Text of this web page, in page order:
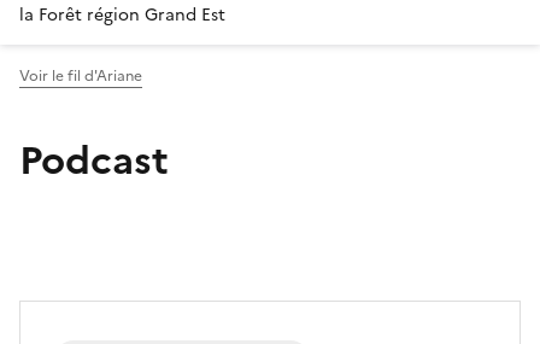
la Forêt région Grand Est
Voir le fil d'Ariane
Podcast